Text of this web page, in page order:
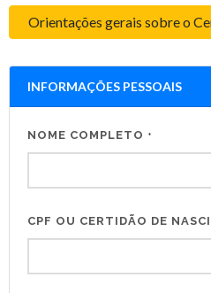
Orientações gerais sobre o
INFORMAÇÕES PESSOAIS
NOME COMPLETO *
CPF OU CERTIDÃO DE